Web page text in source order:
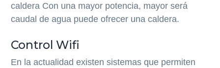
caldera Con una mayor potencia, mayor será
caudal de agua puede ofrecer una caldera.
Control Wifi
En la actualidad existen sistemas que permiten